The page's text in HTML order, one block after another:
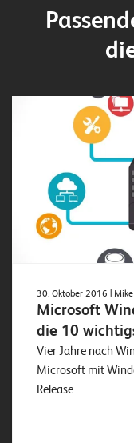
30. Oktober 2016 |
Microsoft
die 10
Vier Jahre nach
Microsoft mit
Release....